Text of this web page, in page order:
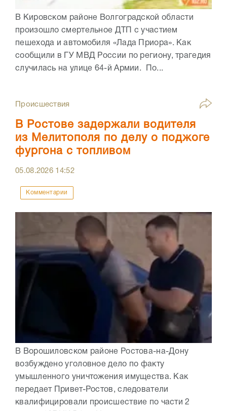
В Кировском районе Волгоградской области
произошло смертельное ДТП с участием
пешехода и автомобиля «Лада Приора». Как
сообщили в ГУ МВД России по региону, трагедия
случилась на улице 64-й Армии. По...
Происшествия
В Ростове задержали водителя
из Мелитополя по делу о поджоге
фургона с топливом
05.08.2026 14:52
Комментарии
В Ворошиловском районе Ростова-на-Дону
возбуждено уголовное дело по факту
умышленного уничтожения имущества. Как
передает Привет-Ростов, следователи
квалифицировали происшествие по части 2